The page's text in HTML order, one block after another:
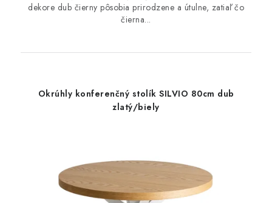
dekore dub čierny pôsobia prirodzene a útulne, zatiaľ čo
čierna...
Okrúhly konferenčný stolík SILVIO 80cm dub
zlatý/biely